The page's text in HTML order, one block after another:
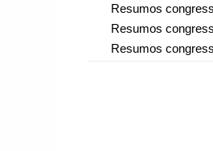
Resumos
Resumos
Resumos